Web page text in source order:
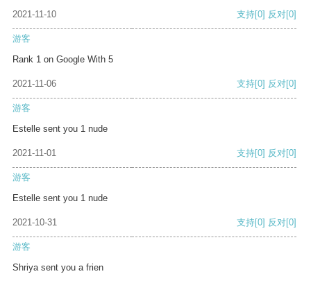
2021-11-10 支持[0] 反对[0]
游客
Rank 1 on Google With 5
2021-11-06 支持[0] 反对[0]
游客
Estelle sent you 1 nude
2021-11-01 支持[0] 反对[0]
游客
Estelle sent you 1 nude
2021-10-31 支持[0] 反对[0]
游客
Shriya sent you a frien